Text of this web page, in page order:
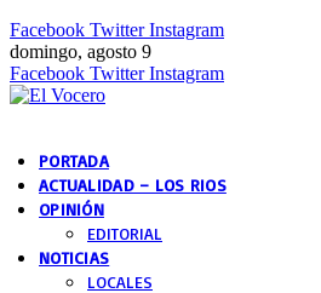
Facebook Twitter Instagram
domingo, agosto 9
Facebook Twitter Instagram
PORTADA
ACTUALIDAD – LOS RIOS
OPINIÓN
EDITORIAL
NOTICIAS
LOCALES